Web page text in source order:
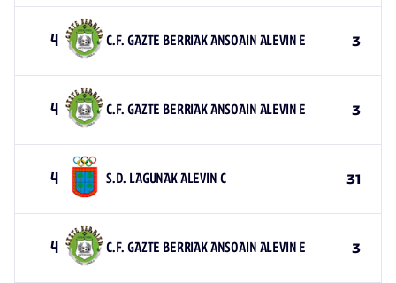
4 C.F. GAZTE BERRIAK ANSOAIN ALEVIN E 3
4 C.F. GAZTE BERRIAK ANSOAIN ALEVIN E 3
4 S.D. LAGUNAK ALEVIN C 31
4 C.F. GAZTE BERRIAK ANSOAIN ALEVIN E 3